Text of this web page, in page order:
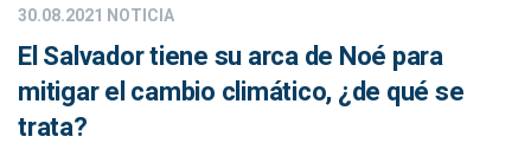
30.08.2021 NOTICIA
El Salvador tiene su arca de Noé para
mitigar el cambio climático, ¿de qué se
trata?